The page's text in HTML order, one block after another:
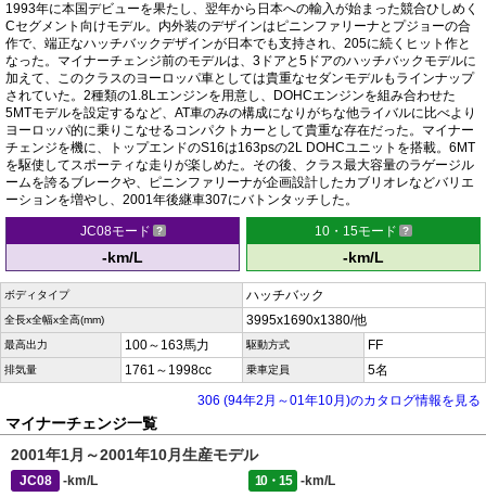
1993年に本国デビューを果たし、翌年から日本への輸入が始まった競合ひしめく
Cセグメント向けモデル。内外装のデザインはピニンファリーナとプジョーの合
作で、端正なハッチバックデザインが日本でも支持され、205に続くヒット作と
なった。マイナーチェンジ前のモデルは、3ドアと5ドアのハッチバックモデルに
加えて、このクラスのヨーロッパ車としては貴重なセダンモデルもラインナップ
されていた。2種類の1.8Lエンジンを用意し、DOHCエンジンを組み合わせた
5MTモデルを設定するなど、AT車のみの構成になりがちな他ライバルに比べより
ヨーロッパ的に乗りこなせるコンパクトカーとして貴重な存在だった。マイナー
チェンジを機に、トップエンドのS16は163psの2L DOHCユニットを搭載。6MT
を駆使してスポーティな走りが楽しめた。その後、クラス最大容量のラゲージル
ームを誇るブレークや、ピニンファリーナが企画設計したカブリオレなどバリエ
ーションを増やし、2001年後継車307にバトンタッチした。
JC08モード
-km/L
10・15モード
-km/L
ボディタイプ ハッチバック
全長x全幅x全高(mm) 3995x1690x1380/他
最高出力 100～163馬力 駆動方式 FF
排気量 1761～1998cc 乗車定員
5名
306 (94年2月～01年10月)のカタログ情報を見る
マイナーチェンジ一覧
2001年1月～2001年10月生産モデル
JC08 -km/L 10・15 -km/L